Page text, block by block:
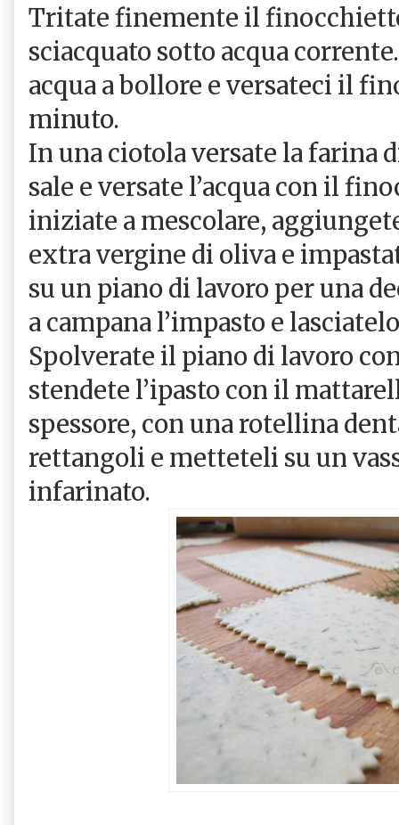
Tritate finemente il
sciacquato sotto acqua corrente.
acqua a bollore e versateci il
minuto.
In una ciotola versate la farina
sale e versate l’acqua con il
iniziate a mescolare,
extra vergine di oliva e
su un piano di lavoro per una
a campana l’impasto e
Spolverate il piano di lavoro
stendete l’ipasto con il
spessore, con una rotellina
rettangoli e metteteli su un
infarinato.